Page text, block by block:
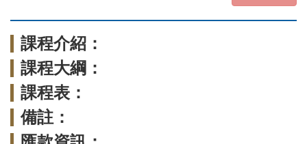
課程介紹：
課程大綱：
課程表：
備註：